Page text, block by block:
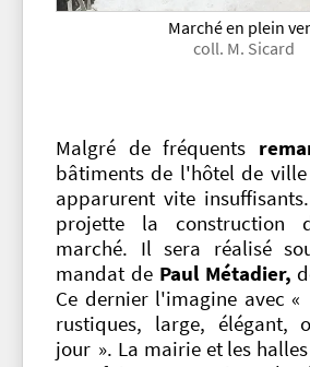
Marché en plein
coll. M. Sicard
Malgré de fréquents
bâtiments de l'hôtel de
apparurent vite
projette la construction
marché. Il sera réalisé
mandat de Paul Métadier,
Ce dernier l'imagine avec
rustiques, large, élégant,
jour ». La mairie et les